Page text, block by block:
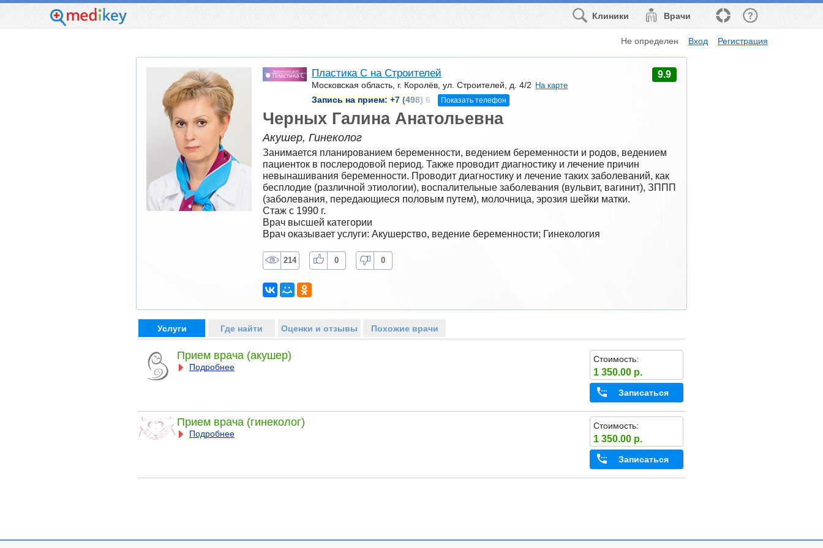
Врачи
Клиники
Не определен Вход Регистрация
Пластика С на Строителей
Московская область, г. Королёв, ул. Строителей, д. 4/2 На карте
Запись на прием: +7 (498) 6 Показать телефон
9.9
Черных Галина Анатольевна
Акушер, Гинеколог
Занимается планированием беременности, ведением беременности и родов, ведением
пациенток в послеродовой период. Также проводит диагностику и лечение причин
невынашивания беременности. Проводит диагностику и лечение таких заболеваний, как
бесплодие (различной этиологии), воспалительные заболевания (вульвит, вагинит), ЗППП
(заболевания, передающиеся половым путем), молочница, эрозия шейки матки.
Стаж с 1990 г.
Врач высшей категории
Врач оказывает услуги: Акушерство, ведение беременности; Гинекология
214 0 0
Услуги Где найти Оценки и отзывы Похожие врачи
Прием врача (акушер)
Подробнее
Стоимость:
1 350.00 р.
Записаться
Прием врача (гинеколог)
Подробнее
Стоимость:
1 350.00 р.
Записаться